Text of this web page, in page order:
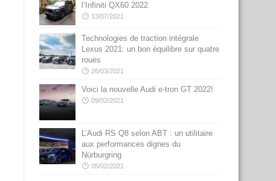
l’Infiniti QX60 2022
13/07/2021
Technologies de traction intégrale
Lexus 2021: un bon équilibre sur quatre
roues
26/03/2021
Voici la nouvelle Audi e-tron GT 2022!
09/02/2021
L’Audi RS Q8 selon ABT : un utilitaire
aux performances dignes du
Nürburgring
05/02/2021